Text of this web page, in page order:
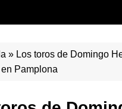
» Los toros de Domingo
Pamplona